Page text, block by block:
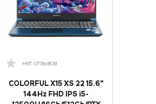
нет отзывов
COLORFUL X15 XS 22 15.6"
144Hz FHD IPS i5-